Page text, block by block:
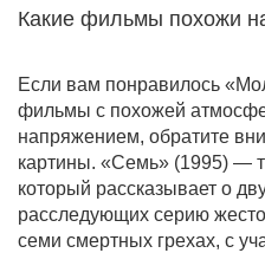
Какие фильмы похожи
Если вам понравилось
фильмы с похожей
напряжением, обратите
картины. «Семь» (1995) —
который рассказывает о
расследующих серию
семи смертных грехах, с